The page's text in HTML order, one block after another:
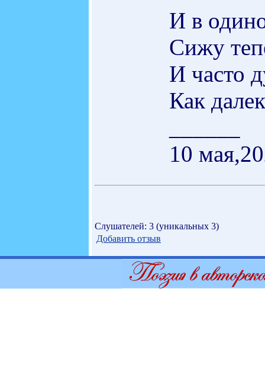
И в
Сижу
И часто
Как
10
Слушателей: 3 (уникальных 3)
Добавить отзыв